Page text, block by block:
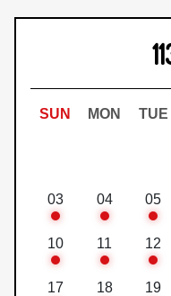
SUN MON TUE
03 04 05
10 11 12
17 18 19